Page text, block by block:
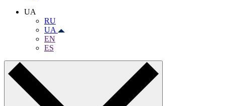
UA
RU
UA
EN
ES